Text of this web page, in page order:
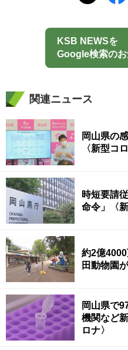
KSB NEWSを
Google検索の
関連ニュース
岡山県の
〈新型コ
時短要請
命令」〈
約2億
田動物園
岡山県で
機関など
ロナ〉